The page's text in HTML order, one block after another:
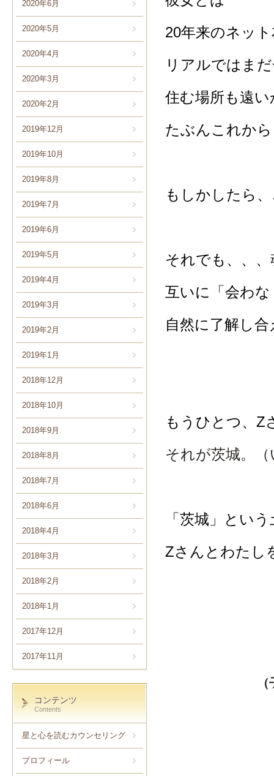
2020年6月
2020年5月
2020年4月
2020年3月
2020年2月
2019年12月
2019年10月
2019年8月
2019年7月
2019年6月
2019年5月
2019年4月
2019年3月
2019年2月
2019年1月
2018年12月
2018年10月
2018年9月
2018年8月
2018年7月
2018年6月
2018年4月
2018年3月
2018年2月
2018年1月
2017年12月
2017年11月
コンテンツ
Contents
星と心を読むカウンセリング
プロフィール
20年来のネッ
リアルではま
住む場所も遠い
たぶんこれか
もしかしたら
それでも、、
互いに「会わ
自然に了解し
もうひとつ、Z
それが茨城。
「茨城」とい
Zさんとわたし